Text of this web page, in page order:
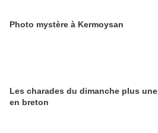
Photo mystère à Kermoysan
Les charades du dimanche plus une
en breton